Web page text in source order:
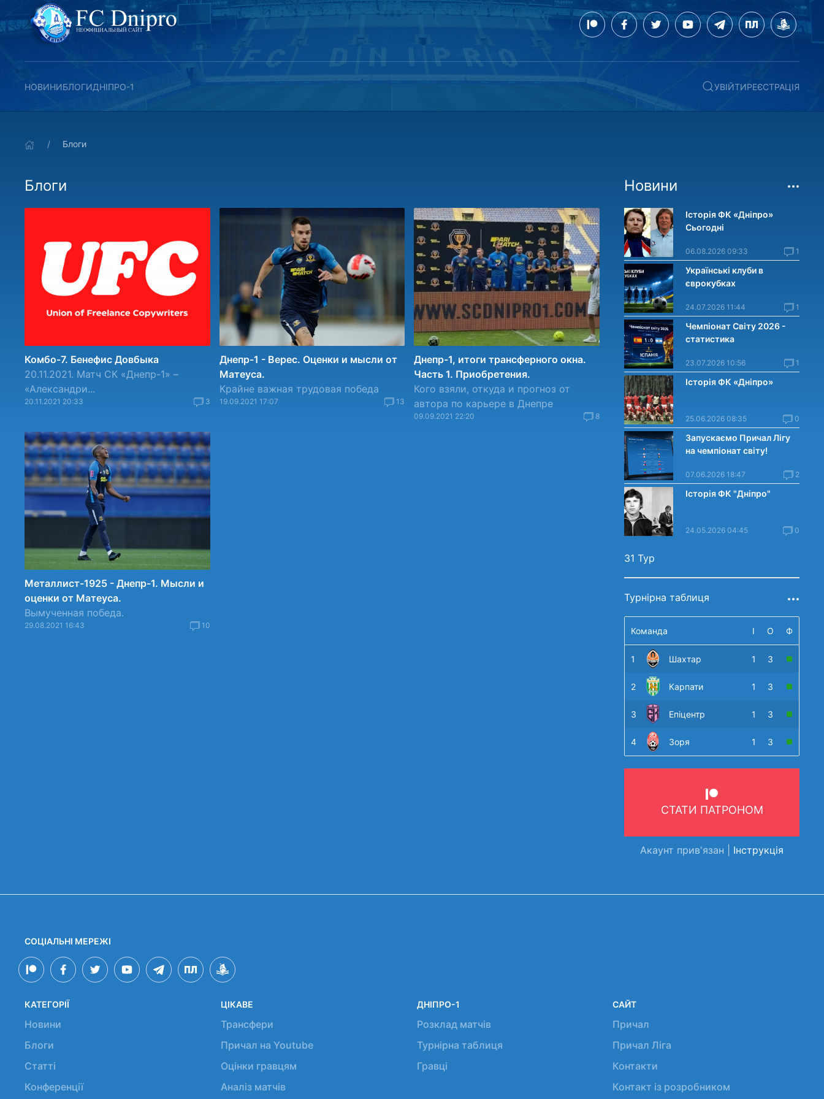
НОВИНИБЛОГИДНІПРО-1 УВІЙТИРЕЄСТРАЦІЯ
Блоги
Блоги
Комбо-7. Бенефис Довбыка
20.11.2021. Матч СК «Днепр-1» –
«Александри...
20.11.2021 20:33 3
Днепр-1 - Верес. Оценки и мысли от
Матеуса.
Крайне важная трудовая победа
19.09.2021 17:07 13
Днепр-1, итоги трансферного окна.
Часть 1. Приобретения.
Кого взяли, откуда и прогноз от
автора по карьере в Днепре
09.09.2021 22:20 8
Металлист-1925 - Днепр-1. Мысли и
оценки от Матеуса.
Вымученная победа.
29.08.2021 16:43 10
Новини
Історія ФК «Дніпро»
Сьогодні
06.08.2026 09:33 1
Українські клуби в
єврокубках
24.07.2026 11:44 1
Чемпіонат Світу 2026 -
статистика
23.07.2026 10:56 1
Історія ФК «Дніпро»
25.06.2026 08:35 0
Запускаємо Причал Лігу
на чемпіонат світу!
07.06.2026 18:47 2
Історія ФК "Дніпро"
24.05.2026 04:45 0
31 Тур
Турнірна таблиця
Команда І О Ф
1 Шахтар 1 3
2 Карпати 1 3
3 Епіцентр 1 3
4 Зоря 1 3
СТАТИ ПАТРОНОМ
Акаунт прив'язан | Інструкція
СОЦІАЛЬНІ МЕРЕЖІ
КАТЕГОРІЇ
Новини
Блоги
Статті
Конференції
ЦІКАВЕ
Трансфери
Причал на Youtube
Оцінки гравцям
Аналіз матчів
ДНІПРО-1
Розклад матчів
Турнірна таблиця
Гравці
САЙТ
Причал
Причал Ліга
Контакти
Контакт із розробником